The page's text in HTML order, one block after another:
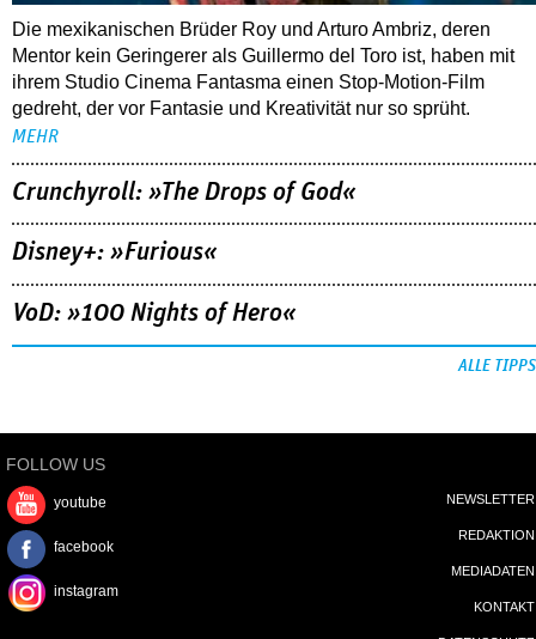
Die mexikanischen Brüder Roy und Arturo Ambriz, deren
Mentor kein Geringerer als Guillermo del Toro ist, haben mit
ihrem Studio Cinema Fantasma einen Stop-Motion-Film
gedreht, der vor Fantasie und Kreativität nur so sprüht.
MEHR
Crunchyroll: »The Drops of God«
Disney+: »Furious«
VoD: »100 Nights of Hero«
ALLE TIPPS
FOLLOW US
youtube
facebook
instagram
NEWSLETTER
REDAKTION
MEDIADATEN
KONTAKT